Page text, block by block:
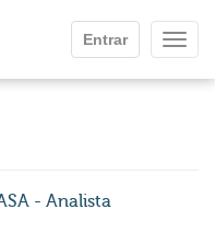
Entrar
- Analista